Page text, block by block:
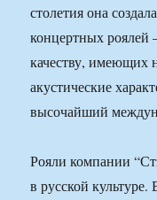
столетия она
концертных
качеству, имеющих
акустические
высочайший
Рояли компании
в русской